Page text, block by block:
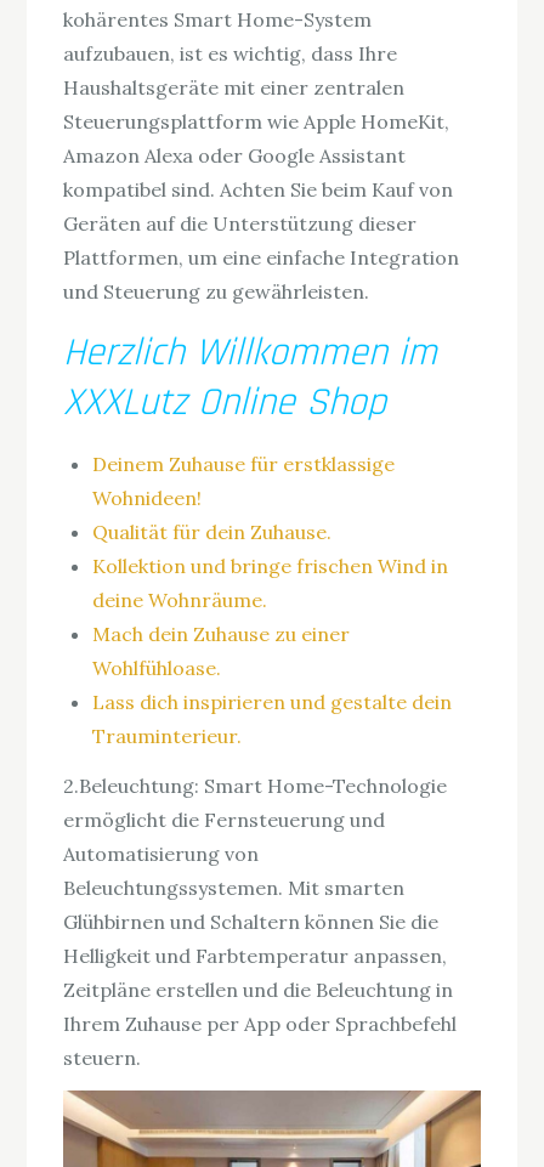
kohärentes Smart Home-System
aufzubauen, ist es wichtig, dass Ihre
Haushaltsgeräte mit einer zentralen
Steuerungsplattform wie Apple HomeKit,
Amazon Alexa oder Google Assistant
kompatibel sind. Achten Sie beim Kauf von
Geräten auf die Unterstützung dieser
Plattformen, um eine einfache Integration
und Steuerung zu gewährleisten.
Herzlich Willkommen im
XXXLutz Online Shop
Deinem Zuhause für erstklassige
Wohnideen!
Qualität für dein Zuhause.
Kollektion und bringe frischen Wind in
deine Wohnräume.
Mach dein Zuhause zu einer
Wohlfühloase.
Lass dich inspirieren und gestalte dein
Trauminterieur.
2.Beleuchtung: Smart Home-Technologie
ermöglicht die Fernsteuerung und
Automatisierung von
Beleuchtungssystemen. Mit smarten
Glühbirnen und Schaltern können Sie die
Helligkeit und Farbtemperatur anpassen,
Zeitpläne erstellen und die Beleuchtung in
Ihrem Zuhause per App oder Sprachbefehl
steuern.